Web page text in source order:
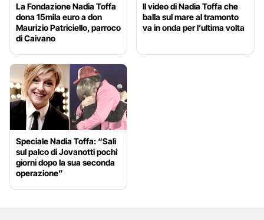
La Fondazione Nadia Toffa
dona 15mila euro a don
Maurizio Patriciello, parroco
di Caivano
Il video di Nadia Toffa che
balla sul mare al tramonto
va in onda per l’ultima volta
Speciale Nadia Toffa: “Salì
sul palco di Jovanotti pochi
giorni dopo la sua seconda
operazione”